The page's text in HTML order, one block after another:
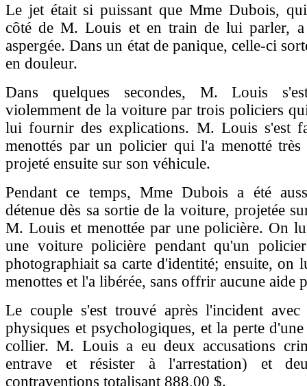
Le jet était si puissant que Mme Dubois,
côté de M. Louis et en train de lui parler, a
aspergée. Dans un état de panique, celle-ci
en douleur.
Dans quelques secondes, M. Louis
violemment de la voiture par trois policiers
lui fournir des explications. M. Louis s'est
menottés par un policier qui l'a menotté
projeté ensuite sur son véhicule.
Pendant ce temps, Mme Dubois a été
détenue dès sa sortie de la voiture, projetée
M. Louis et menottée par une policière. On
une voiture policière pendant qu'un
photographiait sa carte d'identité; ensuite, on
menottes et l'a libérée, sans offrir aucune aide
Le couple s'est trouvé après l'incident avec
physiques et psychologiques, et la perte
collier. M. Louis a eu deux accusations
entrave et résister à l'arrestation) et
contraventions totalisant 888,00 $.